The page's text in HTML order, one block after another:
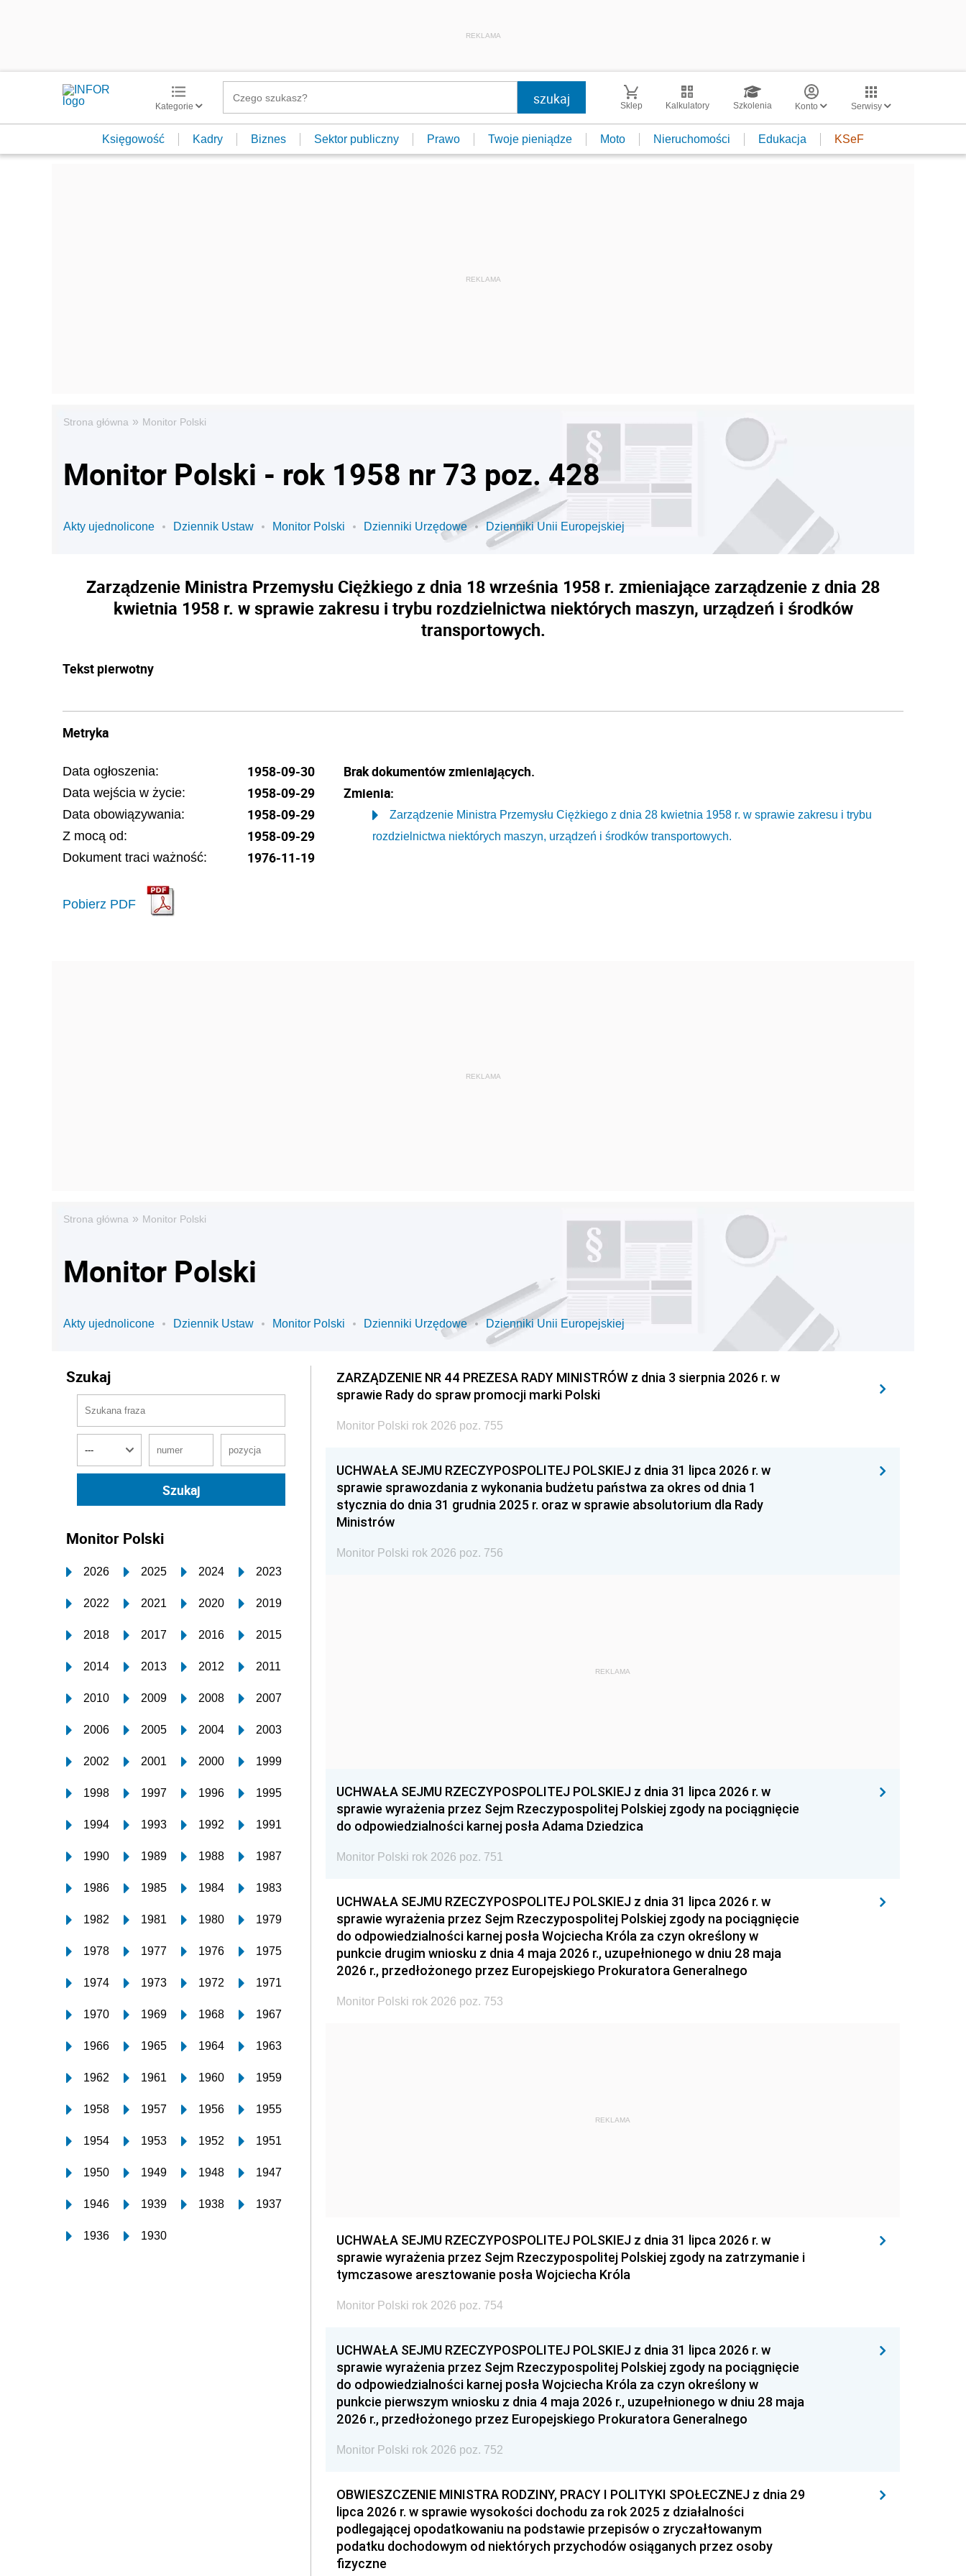
REKLAMA
Kategorie Sklep Kalkulatory Szkolenia Konto Serwisy
Księgowość Kadry Biznes Sektor publiczny Prawo Twoje pieniądze Moto Nieruchomości Edukacja KSeF
Strona główna » Monitor Polski
Monitor Polski - rok 1958 nr 73 poz. 428
Akty ujednolicone Dziennik Ustaw Monitor Polski Dzienniki Urzędowe Dzienniki Unii Europejskiej
Zarządzenie Ministra Przemysłu Ciężkiego z dnia 18 września 1958 r. zmieniające zarządzenie z dnia 28
kwietnia 1958 r. w sprawie zakresu i trybu rozdzielnictwa niektórych maszyn, urządzeń i środków
transportowych.
Tekst pierwotny
Metryka
Data ogłoszenia: 1958-09-30
Data wejścia w życie: 1958-09-29
Data obowiązywania: 1958-09-29
Z mocą od: 1958-09-29
Dokument traci ważność: 1976-11-19
Pobierz PDF
Brak dokumentów zmieniających.
Zmienia:
Zarządzenie Ministra Przemysłu Ciężkiego z dnia 28 kwietnia 1958 r. w sprawie zakresu i trybu
rozdzielnictwa niektórych maszyn, urządzeń i środków transportowych.
Strona główna » Monitor Polski
Monitor Polski
Akty ujednolicone Dziennik Ustaw Monitor Polski Dzienniki Urzędowe Dzienniki Unii Europejskiej
Szukaj
Monitor Polski
2026 2025 2024 2023
2022 2021 2020 2019
2018 2017 2016 2015
2014 2013 2012 2011
2010 2009 2008 2007
2006 2005 2004 2003
2002 2001 2000 1999
1998 1997 1996 1995
1994 1993 1992 1991
1990 1989 1988 1987
1986 1985 1984 1983
1982 1981 1980 1979
1978 1977 1976 1975
1974 1973 1972 1971
1970 1969 1968 1967
1966 1965 1964 1963
1962 1961 1960 1959
1958 1957 1956 1955
1954 1953 1952 1951
1950 1949 1948 1947
1946 1939 1938 1937
1936 1930
ZARZĄDZENIE NR 44 PREZESA RADY MINISTRÓW z dnia 3 sierpnia 2026 r. w
sprawie Rady do spraw promocji marki Polski
Monitor Polski rok 2026 poz. 755
UCHWAŁA SEJMU RZECZYPOSPOLITEJ POLSKIEJ z dnia 31 lipca 2026 r. w
sprawie sprawozdania z wykonania budżetu państwa za okres od dnia 1
stycznia do dnia 31 grudnia 2025 r. oraz w sprawie absolutorium dla Rady
Ministrów
Monitor Polski rok 2026 poz. 756
REKLAMA
UCHWAŁA SEJMU RZECZYPOSPOLITEJ POLSKIEJ z dnia 31 lipca 2026 r. w
sprawie wyrażenia przez Sejm Rzeczypospolitej Polskiej zgody na pociągnięcie
do odpowiedzialności karnej posła Adama Dziedzica
Monitor Polski rok 2026 poz. 751
UCHWAŁA SEJMU RZECZYPOSPOLITEJ POLSKIEJ z dnia 31 lipca 2026 r. w
sprawie wyrażenia przez Sejm Rzeczypospolitej Polskiej zgody na pociągnięcie
do odpowiedzialności karnej posła Wojciecha Króla za czyn określony w
punkcie drugim wniosku z dnia 4 maja 2026 r., uzupełnionego w dniu 28 maja
2026 r., przedłożonego przez Europejskiego Prokuratora Generalnego
Monitor Polski rok 2026 poz. 753
REKLAMA
UCHWAŁA SEJMU RZECZYPOSPOLITEJ POLSKIEJ z dnia 31 lipca 2026 r. w
sprawie wyrażenia przez Sejm Rzeczypospolitej Polskiej zgody na zatrzymanie i
tymczasowe aresztowanie posła Wojciecha Króla
Monitor Polski rok 2026 poz. 754
UCHWAŁA SEJMU RZECZYPOSPOLITEJ POLSKIEJ z dnia 31 lipca 2026 r. w
sprawie wyrażenia przez Sejm Rzeczypospolitej Polskiej zgody na pociągnięcie
do odpowiedzialności karnej posła Wojciecha Króla za czyn określony w
punkcie pierwszym wniosku z dnia 4 maja 2026 r., uzupełnionego w dniu 28 maja
2026 r., przedłożonego przez Europejskiego Prokuratora Generalnego
Monitor Polski rok 2026 poz. 752
OBWIESZCZENIE MINISTRA RODZINY, PRACY I POLITYKI SPOŁECZNEJ z dnia 29
lipca 2026 r. w sprawie wysokości dochodu za rok 2025 z działalności
podlegającej opodatkowaniu na podstawie przepisów o zryczałtowanym
podatku dochodowym od niektórych przychodów osiąganych przez osoby
fizyczne